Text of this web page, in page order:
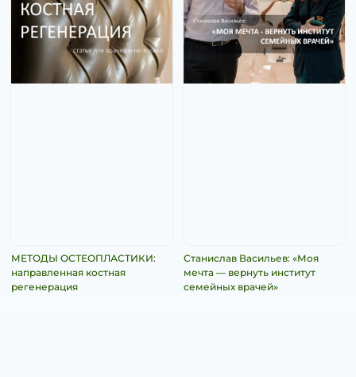
МЕТОДЫ ОСТЕОПЛАСТИКИ:
направленная костная
регенерация
Станислав Васильев: «Моя
мечта — вернуть институт
семейных врачей»